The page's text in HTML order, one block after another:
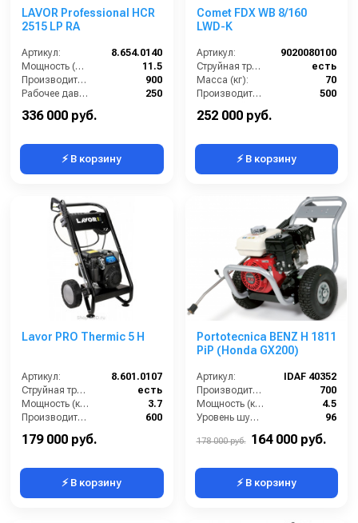
LAVOR Professional HCR
2515 LP RA
Артикул:
8.654.0140
Мощность (л/с):
11.5
Производительность (л/ч):
900
Рабочее давление (бар):
250
336 000 руб.
⚡ В корзину
Comet FDX WB 8/160
LWD-K
Артикул:
9020080100
Струйная трубка (копьё):
есть
Масса (кг):
70
Производительность (л/ч):
500
252 000 руб.
⚡ В корзину
Lavor PRO Thermic 5 H
Артикул:
8.601.0107
Струйная трубка (копьё):
есть
Мощность (кВт):
3.7
Производительность (л/ч):
600
179 000 руб.
⚡ В корзину
Portotecnica BENZ H 1811
PiP (Honda GX200)
Артикул:
IDAF 40352
Производительность (л/ч):
700
Мощность (кВт):
4.5
Уровень шума (дБ):
96
178 000 руб. 164 000 руб.
⚡ В корзину